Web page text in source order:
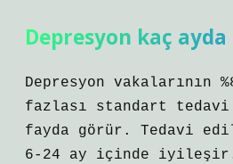
Depresyon kaç
Depresyon vakalarının
fazlası standart tedavi
fayda görür. Tedavi
6-24 ay içinde iyileşir.